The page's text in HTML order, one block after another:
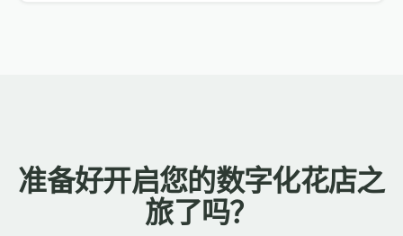
准备好开启您的数字化花店之
旅了吗？